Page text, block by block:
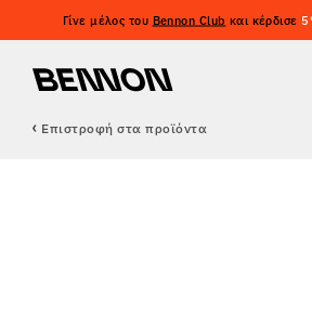
Γίνε μέλος του Bennon Club και κέρδισε
Επιστροφή στα προϊόντα